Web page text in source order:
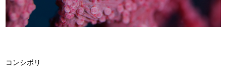
コンシボリ